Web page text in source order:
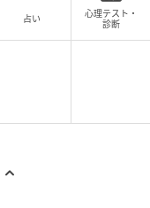
めつけないやさし
る私たちの心も、
事をしない』
監督インタビュ
占い
心理テスト・
診断